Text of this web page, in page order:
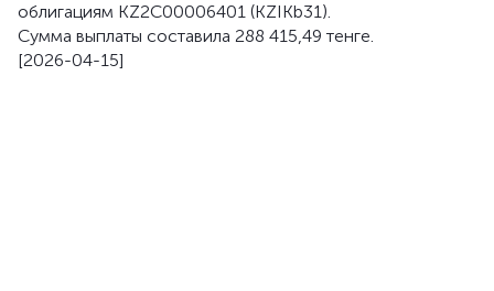
облигациям KZ2C00006401 (KZIKb31).
Сумма выплаты составила 288 415,49 тенге.
[2026-04-15]